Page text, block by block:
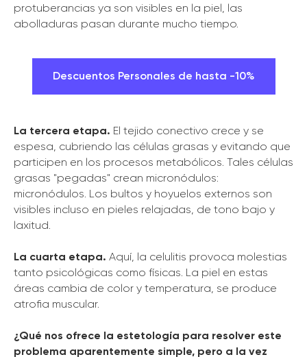
protuberancias ya son visibles en la piel, las
abolladuras pasan durante mucho tiempo.
Descuentos Personales de hasta -10%
La tercera etapa. El tejido conectivo crece y se
espesa, cubriendo las células grasas y evitando que
participen en los procesos metabólicos. Tales células
grasas "pegadas" crean micronódulos:
micronódulos. Los bultos y hoyuelos externos son
visibles incluso en pieles relajadas, de tono bajo y
laxitud.
La cuarta etapa. Aquí, la celulitis provoca molestias
tanto psicológicas como físicas. La piel en estas
áreas cambia de color y temperatura, se produce
atrofia muscular.
¿Qué nos ofrece la estetología para resolver este
problema aparentemente simple, pero a la vez